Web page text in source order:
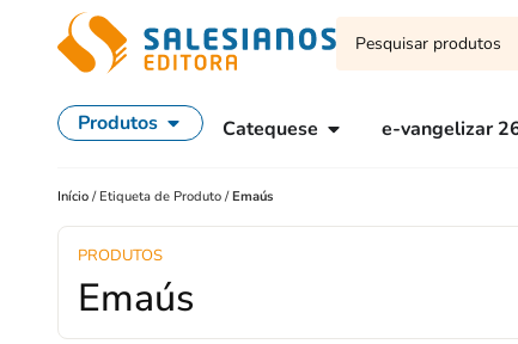
Produtos Catequese e-vangelizar
Início / Etiqueta de Produto /Emaús
PRODUTOS
Emaús